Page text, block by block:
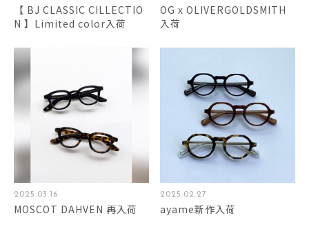
【 BJ CLASSIC CILLECTIO
N 】Limited color入荷
OG x OLIVERGOLDSMITH
入荷
2025.03.16
MOSCOT DAHVEN 再入荷
2025.02.27
ayame新作入荷